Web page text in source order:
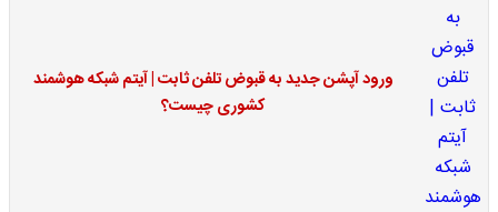
ورود آپشن جدید به قبوض تلفن ثابت | آیتم شبکه هوشمند
کشوری چیست؟